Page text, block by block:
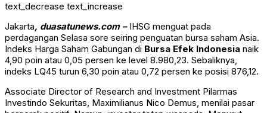
text_decrease text_increase
Jakarta, duasatunews.com –IHSG menguat pada
perdagangan Selasa sore seiring penguatan bursa saham Asia.
Indeks Harga Saham Gabungan di Bursa Efek Indonesia naik
4,90 poin atau 0,05 persen ke level 8.980,23. Sebaliknya,
indeks LQ45 turun 6,30 poin atau 0,72 persen ke posisi 876,12.
Associate Director of Research and Investment Pilarmas
Investindo Sekuritas, Maximilianus Nico Demus, menilai pasar